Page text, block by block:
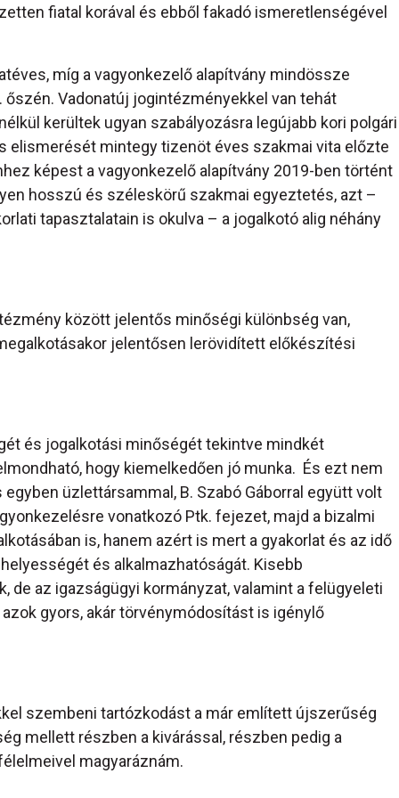
fiatal korával és ebből fakadó ismeretlenségével
míg a vagyonkezelő alapítvány mindössze
Vadonatúj jogintézményekkel van tehát
kerültek ugyan szabályozásra legújabb kori polgári
elismerését mintegy tizenöt éves szakmai vita előzte
képest a vagyonkezelő alapítvány 2019-ben történt
hosszú és széleskörű szakmai egyeztetés, azt –
tapasztalatain is okulva – a jogalkotó alig néhány
között jelentős minőségi különbség van,
jelentősen lerövidített előkészítési
és jogalkotási minőségét tekintve mindkét
hogy kiemelkedően jó munka. És ezt nem
üzlettársammal, B. Szabó Gáborral együtt volt
vonatkozó Ptk. fejezet, majd a bizalmi
is, hanem azért is mert a gyakorlat és az idő
és alkalmazhatóságát. Kisebb
de az igazságügyi kormányzat, valamint a felügyeleti
gyors, akár törvénymódosítást is igénylő
szembeni tartózkodást a már említett újszerűség
mellett részben a kivárással, részben pedig a
magyaráznám.